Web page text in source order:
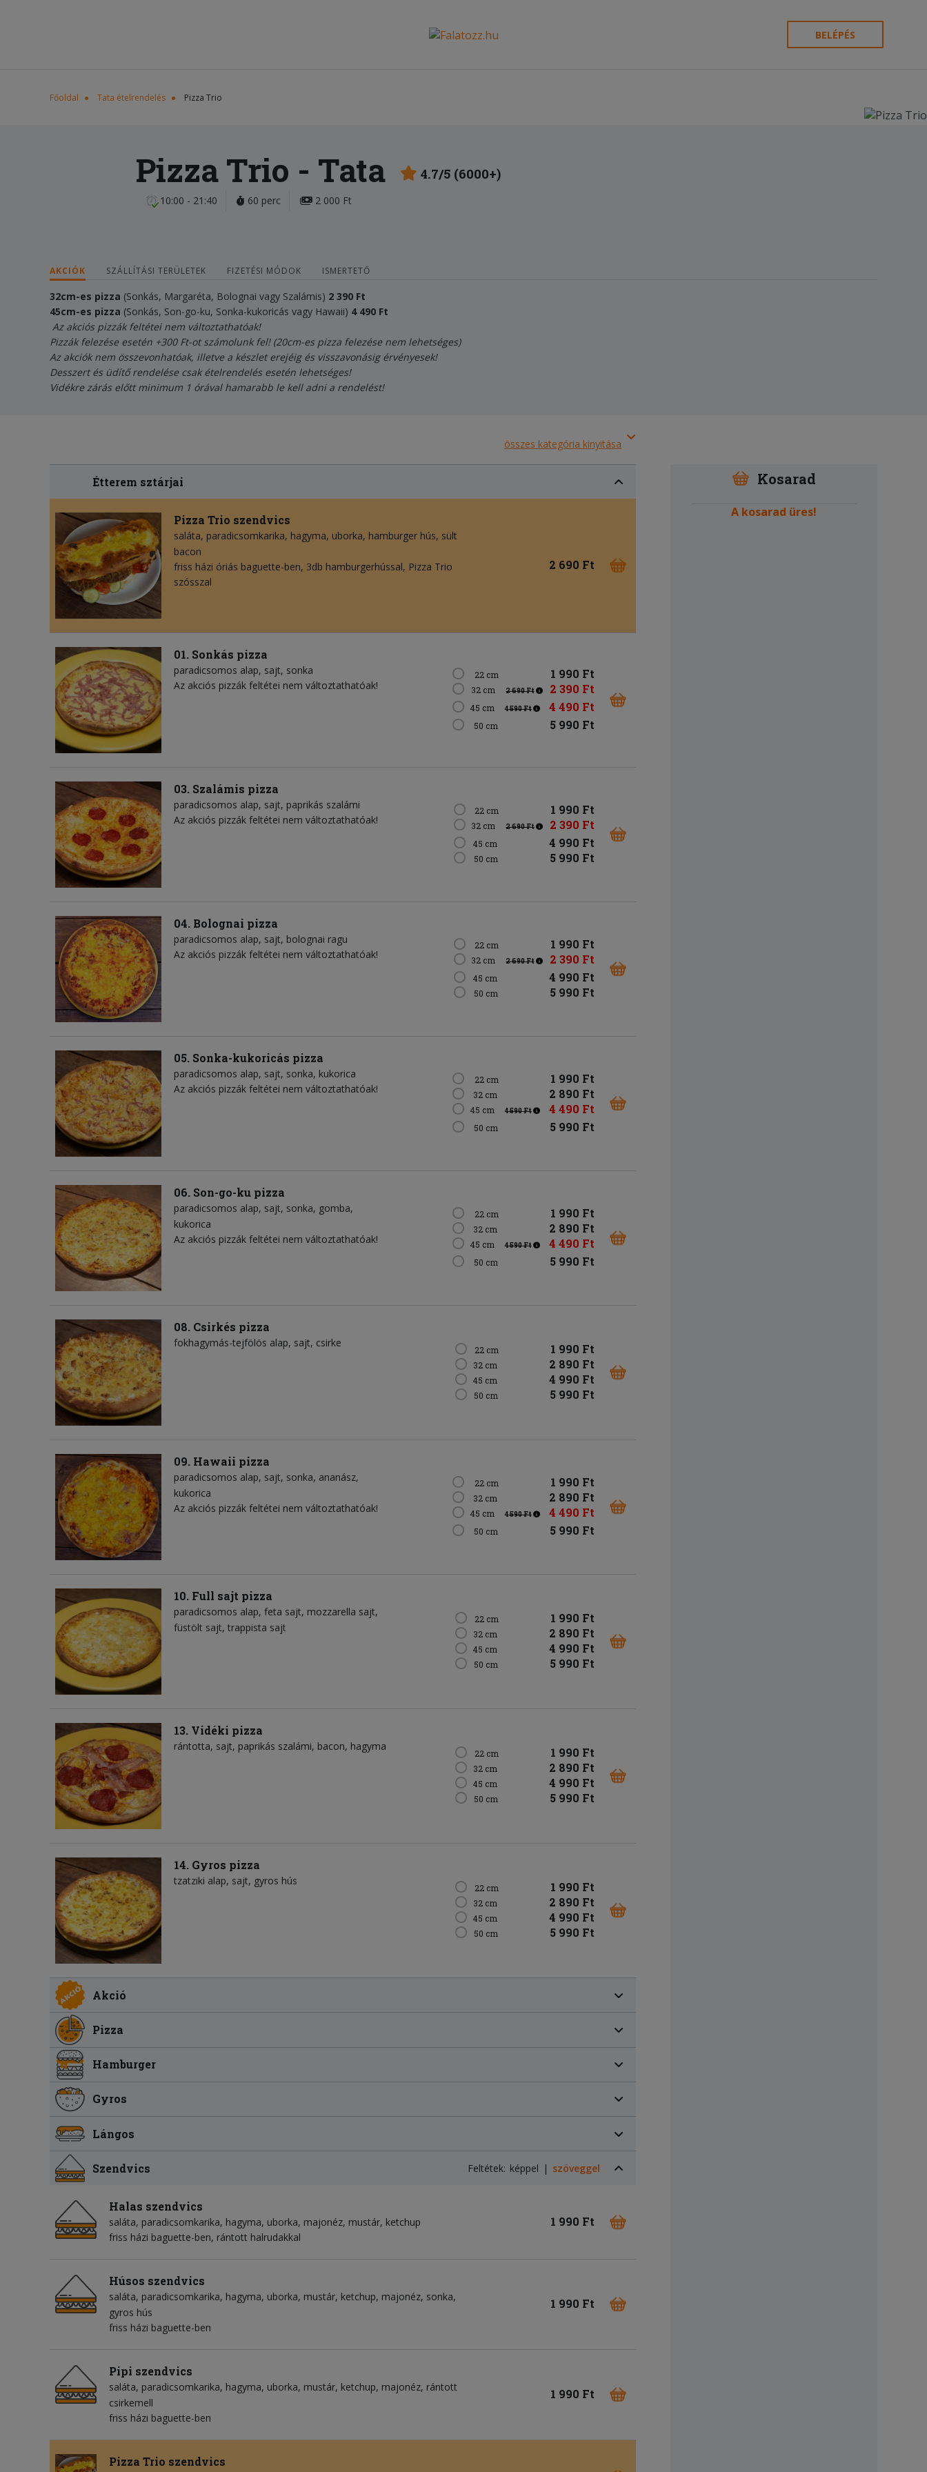
BELÉPÉS
Főoldal Tata ételrendelés Pizza Trio
Pizza Trio - Tata 4.7/5 (6000+)
10:00 - 21:40 60 perc 2 000 Ft
AKCIÓK SZÁLLÍTÁSI TERÜLETEK FIZETÉSI MÓDOK ISMERTETŐ
32cm-es pizza (Sonkás, Margaréta, Bolognai vagy Szalámis) 2 390 Ft
45cm-es pizza (Sonkás, Son-go-ku, Sonka-kukoricás vagy Hawaii) 4490 Ft
Az akciós pizzák feltétei nem változtathatóak!
Pizzák felezése esetén +300 Ft-ot számolunk fel! (20cm-es pizza felezése nem lehetséges)
Az akciók nem összevonhatóak, illetve a készlet erejéig és visszavonásig érvényesek!
Desszert és üdítő rendelése csak ételrendelés esetén lehetséges!
Vidékre zárás előtt minimum 1 órával hamarabb le kell adni a rendelést!
összes kategória kinyitása
Étterem sztárjai
Pizza Trio szendvics
saláta paradicsomkarika hagyma uborka hamburger hús sült
bacon
friss házi óriás baguette-ben, 3db hamburgerhússal, Pizza Trio
szósszal
2 690 Ft
01. Sonkás pizza
paradicsomos alap sajt sonka
Az akciós pizzák feltétei nem változtathatóak!
22 cm 1 990 Ft
32 cm 2 690 Ft 2 390 Ft
45 cm 4 590 Ft 4 490 Ft
50 cm 5 990 Ft
03. Szalámis pizza
paradicsomos alap sajt paprikás szalámi
Az akciós pizzák feltétei nem változtathatóak!
22 cm 1 990 Ft
32 cm 2 690 Ft 2 390 Ft
45 cm 4 990 Ft
50 cm 5 990 Ft
04. Bolognai pizza
paradicsomos alap sajt bolognai ragu
Az akciós pizzák feltétei nem változtathatóak!
22 cm 1 990 Ft
32 cm 2 690 Ft 2 390 Ft
45 cm 4 990 Ft
50 cm 5 990 Ft
05. Sonka-kukoricás pizza
paradicsomos alap sajt sonka kukorica
Az akciós pizzák feltétei nem változtathatóak!
22 cm 1 990 Ft
32 cm 2 890 Ft
45 cm 4 590 Ft 4 490 Ft
50 cm 5 990 Ft
06. Son-go-ku pizza
paradicsomos alap sajt sonka gomba
kukorica
Az akciós pizzák feltétei nem változtathatóak!
22 cm 1 990 Ft
32 cm 2 890 Ft
45 cm 4 590 Ft 4 490 Ft
50 cm 5 990 Ft
08. Csirkés pizza
fokhagymás-tejfölös alap sajt csirke
22 cm 1 990 Ft
32 cm 2 890 Ft
45 cm 4 990 Ft
50 cm 5 990 Ft
09. Hawaii pizza
paradicsomos alap sajt sonka ananász
kukorica
Az akciós pizzák feltétei nem változtathatóak!
22 cm 1 990 Ft
32 cm 2 890 Ft
45 cm 4 590 Ft 4 490 Ft
50 cm 5 990 Ft
10. Full sajt pizza
paradicsomos alap feta sajt mozzarella sajt
füstölt sajt trappista sajt
22 cm 1 990 Ft
32 cm 2 890 Ft
45 cm 4 990 Ft
50 cm 5 990 Ft
13. Vidéki pizza
rántotta sajt paprikás szalámi bacon hagyma
22 cm 1 990 Ft
32 cm 2 890 Ft
45 cm 4 990 Ft
50 cm 5 990 Ft
14. Gyros pizza
tzatziki alap sajt gyros hús
22 cm 1 990 Ft
32 cm 2 890 Ft
45 cm 4 990 Ft
50 cm 5 990 Ft
Akció
Pizza
Hamburger
Gyros
Lángos
Szendvics Feltétek: képpel szöveggel
Halas szendvics
saláta paradicsomkarika hagyma uborka majonéz mustár ketchup
friss házi baguette-ben, rántott halrudakkal
1 990 Ft
Húsos szendvics
saláta paradicsomkarika hagyma uborka mustár ketchup majonéz sonka
gyros hús
friss házi baguette-ben
1 990 Ft
Pipi szendvics
saláta paradicsomkarika hagyma uborka mustár ketchup majonéz rántott
csirkemell
friss házi baguette-ben
1 990 Ft
Pizza Trio szendvics
Kosarad
A kosarad üres!